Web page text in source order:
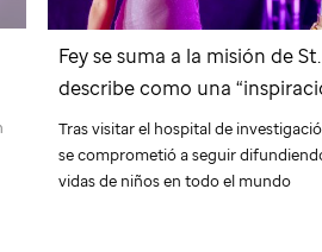
Fey se suma a la misión de
describe como una
Tras visitar el hospital de
se comprometió a seguir
vidas de niños en todo el mundo